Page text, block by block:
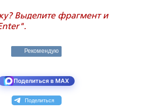
Выделите фрагмент и
Рекомендую
Поделиться в MAX
Поделиться